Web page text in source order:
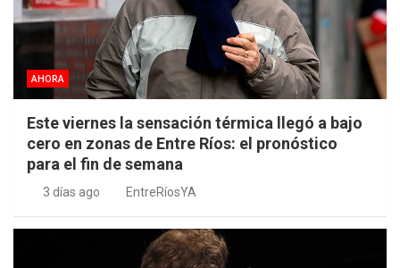
AHORA
Este viernes la sensación térmica llegó a bajo
cero en zonas de Entre Ríos: el pronóstico
para el fin de semana
3 días ago EntreRíosYA